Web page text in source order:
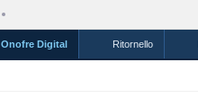
Simplifique!
Comunica BR
Onofre Digital Ritornello